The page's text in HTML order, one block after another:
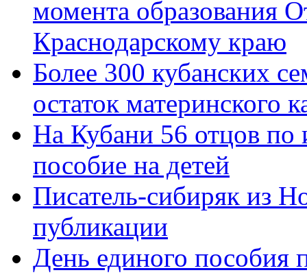
момента образования
Краснодарскому краю
Более 300 кубанских
остаток материнского
На Кубани 56 отцов по
пособие на детей
Писатель-сибиряк из
публикации
День единого пособия